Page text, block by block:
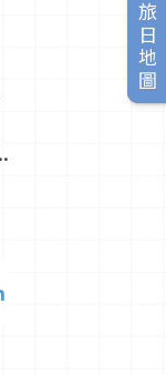
旅日地圖